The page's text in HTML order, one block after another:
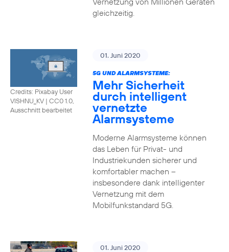
gleichzeitig.
Credits: Pixabay User
VISHNU_KV | CC0 1.0,
Ausschnitt bearbeitet
01. Juni 2020
5G UND ALARMSYSTEME:
Mehr Sicherheit
durch intelligent
vernetzte
Alarmsysteme
Moderne Alarmsysteme können
das Leben für Privat- und
Industriekunden sicherer und
komfortabler machen –
insbesondere dank intelligenter
Vernetzung mit dem
Mobilfunkstandard 5G.
01. Juni 2020